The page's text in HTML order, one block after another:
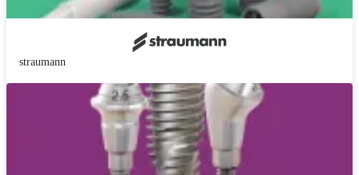
straumann